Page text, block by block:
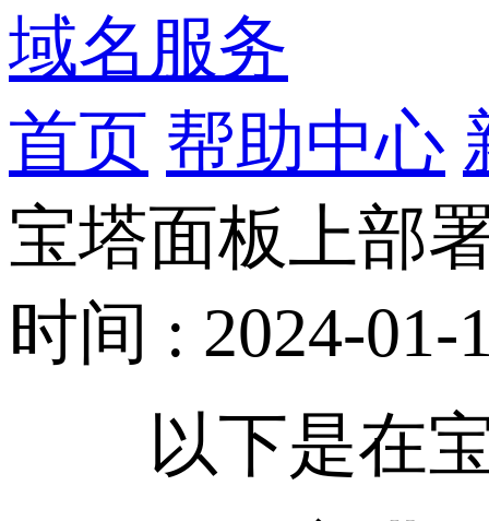
域名服务
首页 帮助中心
宝塔面板上部
时间 : 2024-01-
以下是在宝